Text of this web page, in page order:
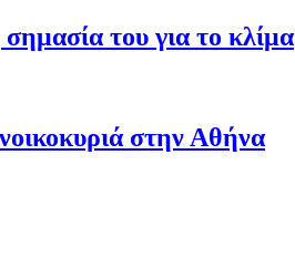
του για το κλίμα
στην Αθήνα